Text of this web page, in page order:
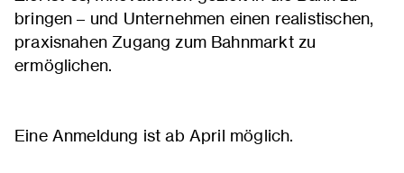
bringen – und Unternehmen einen realistischen,
praxisnahen Zugang zum Bahnmarkt zu
ermöglichen.
Eine Anmeldung ist ab April möglich.